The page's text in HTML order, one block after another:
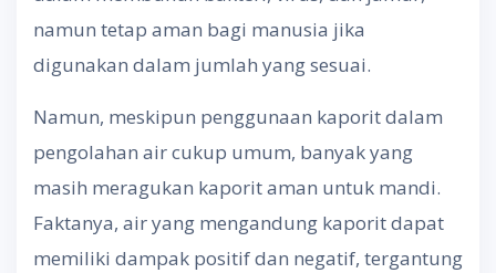
namun tetap aman bagi manusia jika
digunakan dalam jumlah yang sesuai.
Namun, meskipun penggunaan kaporit dalam
pengolahan air cukup umum, banyak yang
masih meragukan kaporit aman untuk mandi.
Faktanya, air yang mengandung kaporit dapat
memiliki dampak positif dan negatif, tergantung